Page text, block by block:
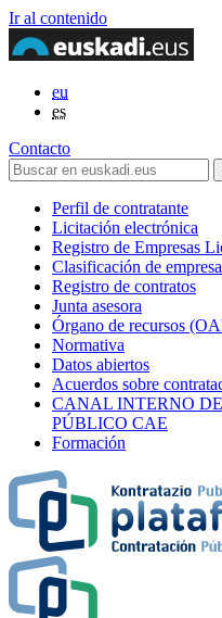
Ir al contenido
eu
es
Contacto
Perfil de contratante
Licitación electrónica
Registro de Empresas
Clasificación de
Registro de contratos
Junta asesora
Órgano de recursos
Normativa
Datos abiertos
Acuerdos sobre
CANAL INTERNO
PÚBLICO CAE
Formación